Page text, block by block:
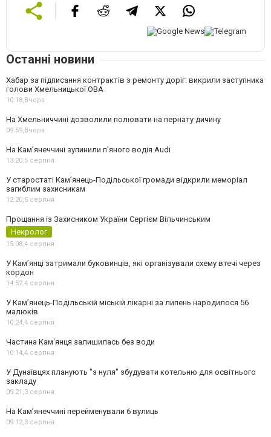
Останні новини
Хабар за підписання контрактів з ремонту доріг: викрили заступника
голови Хмельницької ОВА
10:18,Вчора
На Хмельниччині дозволили полювати на пернату дичину
09:59,Вчора
На Камʼянеччині зупинили п'яного водія Audi
13:20,5 серпня
У старостаті Кам’янець-Подільської громади відкрили меморіал
загиблим захисникам
12:20,5 серпня
Прощання із Захисником України Сергієм Вільчинським
Некролог
15:08,4 серпня
У Кам’янці затримали буковинців, які організували схему втечі через
кордон
14:52,4 серпня
У Кам’янець-Подільській міській лікарні за липень народилося 56
малюків
10:24,4 серпня
Частина Кам'янця залишилась без води
10:14,4 серпня
У Дунаївцях планують "з нуля" збудувати котельню для освітнього
закладу
09:21,3 серпня
На Камʼянеччині перейменували 6 вулиць
09:12,3 серпня